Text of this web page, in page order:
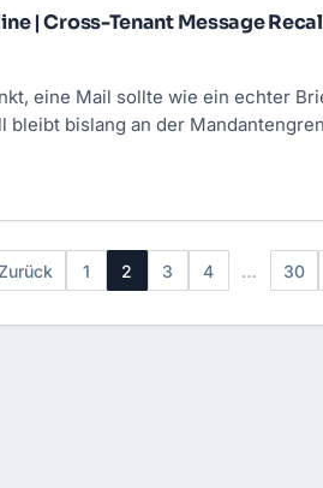
| Cross-Tenant Message
eine Mail sollte wie ein echter
bleibt bislang an der
1 2 3 4 … 30